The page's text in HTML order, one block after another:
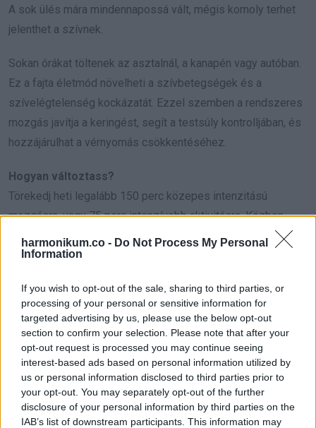
harmonikum.co - Do Not Process My Personal
Information
If you wish to opt-out of the sale, sharing to third parties, or
processing of your personal or sensitive information for
targeted advertising by us, please use the below opt-out
section to confirm your selection. Please note that after your
opt-out request is processed you may continue seeing
interest-based ads based on personal information utilized by
us or personal information disclosed to third parties prior to
your opt-out. You may separately opt-out of the further
disclosure of your personal information by third parties on the
IAB’s list of downstream participants. This information may
A sok ülés mára mindennapossá vált, mégis komoly terhet
jelenthet a szívnek.
Sokan órákat töltenek az asztalnál, a kanapén vagy autóban.
Ez a fajta életmód növelheti a szívbetegségek és a
szívelégtelenség kockázatát. Ezzel szemben a rendszeres
mozgás javítja a keringést, segít a testsúly kontrolljában, és
hozzájárulhat a vérnyomás csökkentéséhez.
Hogyan változtass?
Törekedj heti legalább 150 perc közepes intenzitású
mozgásra, vagy 75 perc intenzívebb aktivitásra. Közben
szakítsd meg a hosszú ülésidőt, állj fel, nyújtózz, sétálj pár
percet. Jó választás lehet a tempós gyaloglás, a kerékpár,
jót tesznek a szívnek.
3. Dohányzás és túl sok
alkohol